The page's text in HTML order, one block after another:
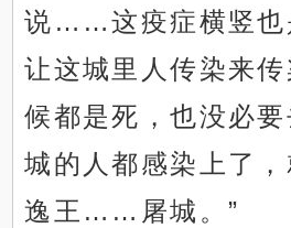
说……这疫症横竖也
让这城里人传染来
候都是死，也没必
城的人都感染上了
逸王……屠城。”